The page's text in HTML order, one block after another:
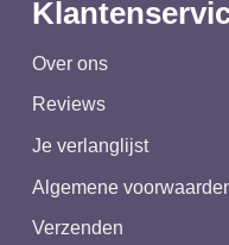
Over ons
Reviews
Je verlanglijst
Algemene
Verzenden